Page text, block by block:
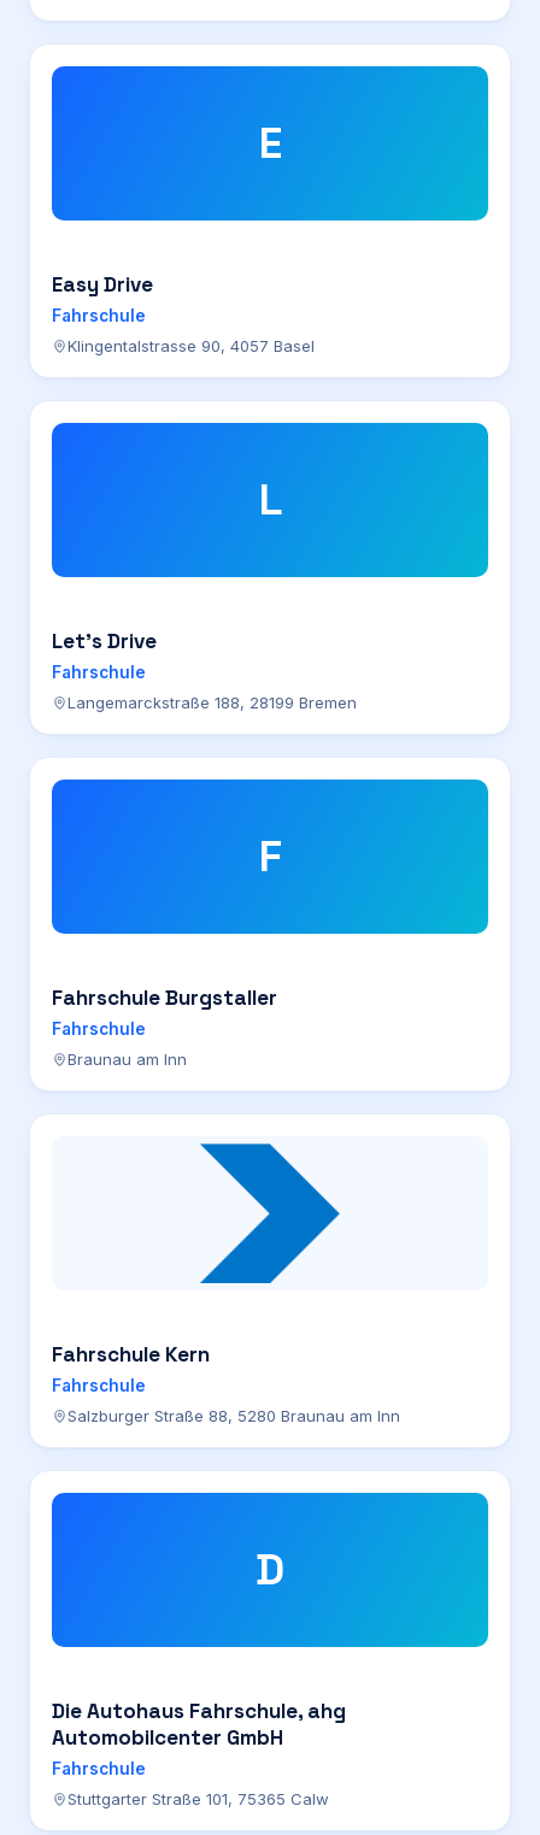
E
Easy Drive
Fahrschule
Klingentalstrasse 90, 4057 Basel
L
Let’s Drive
Fahrschule
Langemarckstraße 188, 28199 Bremen
F
Fahrschule Burgstaller
Fahrschule
Braunau am Inn
Fahrschule Kern
Fahrschule
Salzburger Straße 88, 5280 Braunau am Inn
D
Die Autohaus Fahrschule, ahg
Automobilcenter GmbH
Fahrschule
Stuttgarter Straße 101, 75365 Calw